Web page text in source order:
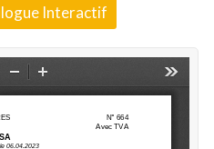
Interactif